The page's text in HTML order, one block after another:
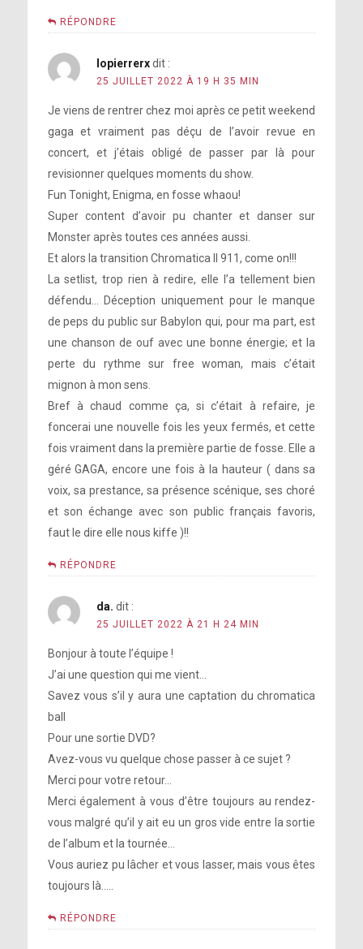
RÉPONDRE
lopierrerx dit :
25 JUILLET 2022 À 19 H 35 MIN
Je viens de rentrer chez moi après ce petit weekend
gaga et vraiment pas déçu de l’avoir revue en
concert, et j’étais obligé de passer par là pour
revisionner quelques moments du show.
Fun Tonight, Enigma, en fosse whaou!
Super content d’avoir pu chanter et danser sur
Monster après toutes ces années aussi.
Et alors la transition Chromatica II 911, come on!!!
La setlist, trop rien à redire, elle l’a tellement bien
défendu… Déception uniquement pour le manque
de peps du public sur Babylon qui, pour ma part, est
une chanson de ouf avec une bonne énergie; et la
perte du rythme sur free woman, mais c’était
mignon à mon sens.
Bref à chaud comme ça, si c’était à refaire, je
foncerai une nouvelle fois les yeux fermés, et cette
fois vraiment dans la première partie de fosse. Elle a
géré GAGA, encore une fois à la hauteur ( dans sa
voix, sa prestance, sa présence scénique, ses choré
et son échange avec son public français favoris,
faut le dire elle nous kiffe )!!
RÉPONDRE
da. dit :
25 JUILLET 2022 À 21 H 24 MIN
Bonjour à toute l’équipe !
J’ai une question qui me vient…
Savez vous s’il y aura une captation du chromatica
ball
Pour une sortie DVD?
Avez-vous vu quelque chose passer à ce sujet ?
Merci pour votre retour…
Merci également à vous d’être toujours au rendez-
vous malgré qu’il y ait eu un gros vide entre la sortie
de l’album et la tournée…
Vous auriez pu lâcher et vous lasser, mais vous êtes
toujours là…..
RÉPONDRE